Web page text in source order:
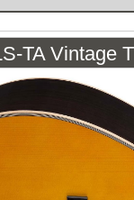
TA Vintage